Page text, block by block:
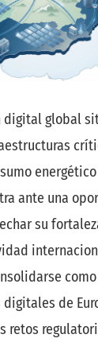
digital global
ante una
su
de
retos